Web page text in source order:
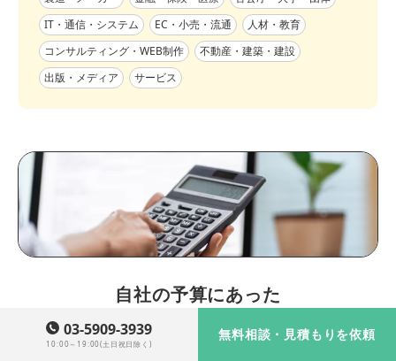
IT・通信・システム
EC・小売・流通
人材・教育
コンサルティング・WEB制作
不動産・建築・建設
出版・メディア
サービス
自社の予算にあった
実績・事例を確認する
03-5909-3939
10:00～19:00(土日祝日除く)
無料相談・見積もりを依頼